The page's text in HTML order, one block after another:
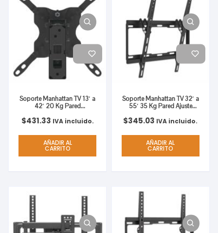
Soporte Manhattan TV 13′ a
42′ 20 Kg Pared
Color Negro
$431.33 IVA incluido.
AÑADIR AL
CARRITO
Soporte Manhattan TV 32′ a
55′ 35 Kg Pared Ajuste
$345.03 IVA incluido.
AÑADIR AL
CARRITO